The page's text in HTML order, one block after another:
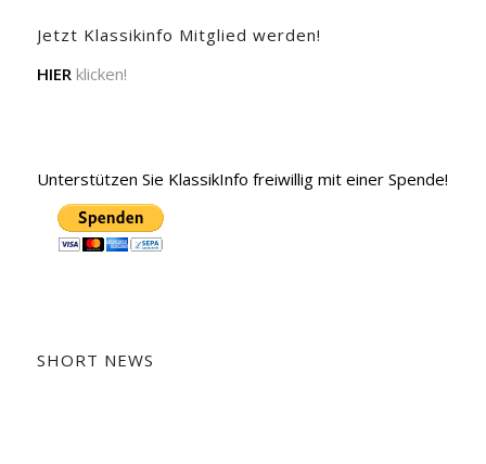
Jetzt Klassikinfo Mitglied werden!
HIERklicken!
Unterstützen Sie KlassikInfo freiwillig mit einer Spende!
SHORT NEWS